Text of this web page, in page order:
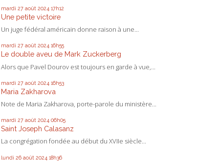
mardi 27 août 2024 17h12
Une petite victoire
Un juge fédéral américain donne raison à une...
mardi 27 août 2024 16h55
Le double aveu de Mark Zuckerberg
Alors que Pavel Dourov est toujours en garde à vue,...
mardi 27 août 2024 16h53
Maria Zakharova
Note de Maria Zakharova, porte-parole du ministère...
mardi 27 août 2024 06h05
Saint Joseph Calasanz
La congrégation fondée au début du XVIIe siècle...
lundi 26 août 2024 18h36